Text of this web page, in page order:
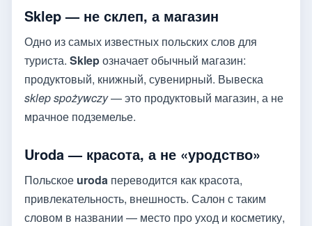
Sklep — не склеп, а магазин
Одно из самых известных польских слов для
туриста. Sklepозначает обычный магазин:
продуктовый, книжный, сувенирный. Вывеска
sklep spożywczy— это продуктовый магазин, а не
мрачное подземелье.
Uroda — красота, а не «уродство»
Польское uroda переводится как красота,
привлекательность, внешность. Салон с таким
словом в названии — место про уход и косметику,